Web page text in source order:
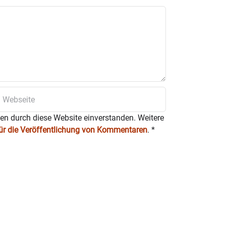
durch diese Website einverstanden. Weitere
die Veröffentlichung von Kommentaren. *